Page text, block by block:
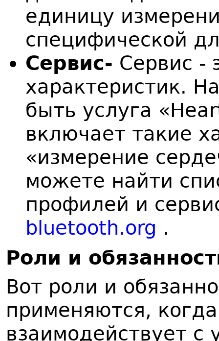
единицу
специфической
Сервис- Сервис -
характеристик.
быть услуга
включает такие
«измерение
можете найти
профилей и
bluetooth.org .
Роли и
Вот роли и
применяются,
взаимодействует с